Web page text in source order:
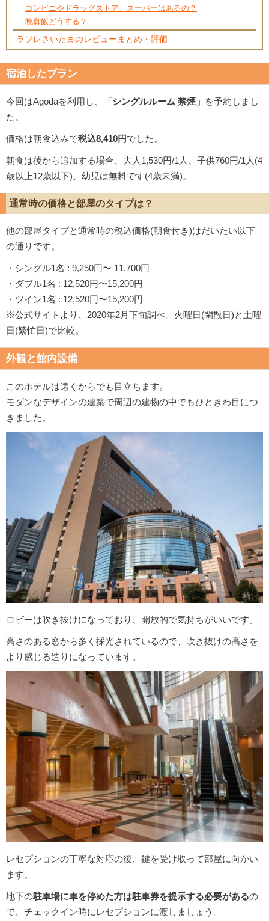
コンビニやドラッグストア、スーパーはあるの？
晩御飯どうする？
ラフレさいたまのレビューまとめ・評価
宿泊したプラン
今回はAgodaを利用し、 「シングルルーム 禁煙」 を予約しまし
た。
価格は朝食込みで税込8,410円でした。
朝食は後から追加する場合、大人1,530円/1人、子供760円/1人(4
歳以上12歳以下)、幼児は無料です(4歳未満)。
通常時の価格と部屋のタイプは？
他の部屋タイプと通常時の税込価格(朝食付き)はだいたい以下
の通りです。
・シングル1名 : 9,250円〜 11,700円
・ダブル1名 : 12,520円〜15,200円
・ツイン1名 : 12,520円〜15,200円
※公式サイトより、2020年2月下旬調べ。火曜日(閑散日)と土曜
日(繁忙日)で比較。
外観と館内設備
このホテルは遠くからでも目立ちます。
モダンなデザインの建築で周辺の建物の中でもひときわ目につ
きました。
ロビーは吹き抜けになっており、開放的で気持ちがいいです。
高さのある窓から多く採光されているので、吹き抜けの高さを
より感じる造りになっています。
レセプションの丁寧な対応の後、鍵を受け取って部屋に向かい
ます。
地下の駐車場に車を停めた方は駐車券を提示する必要があるの
で、チェックイン時にレセプションに渡しましょう。